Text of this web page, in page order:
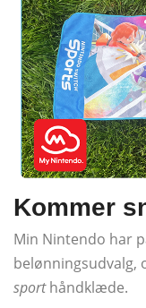
Kommer
Min Nintendo har
belønningsudvalg,
sporthåndklæde.